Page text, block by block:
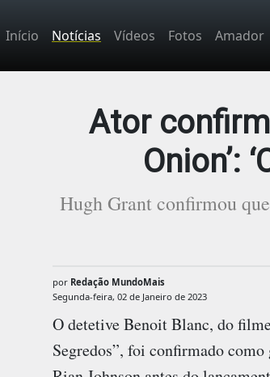
Início Notícias Vídeos Fotos Amador
Ator
Onion’:
Hugh Grant confirmou
por Redação MundoMais
Segunda-feira, 02 de Janeiro de 2023
O detetive Benoit Blanc, do
Segredos”, foi confirmado